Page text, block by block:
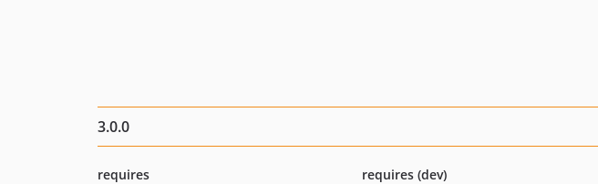
3.0.0
requires
requires (dev)